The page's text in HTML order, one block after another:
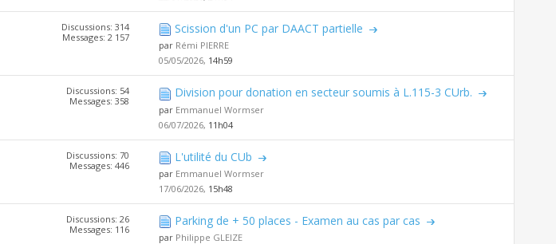
Discussions: 314
Messages: 2 157
Scission d'un PC par DAACT partielle
par Rémi PIERRE
05/05/2026, 14h59
Discussions: 54
Messages: 358
Division pour donation en secteur soumis à L.115-3 CUrb.
par Emmanuel Wormser
06/07/2026, 11h04
Discussions: 70
Messages: 446
L'utilité du CUb
par Emmanuel Wormser
17/06/2026, 15h48
Discussions: 26
Messages: 116
Parking de + 50 places - Examen au cas par cas
par Philippe GLEIZE